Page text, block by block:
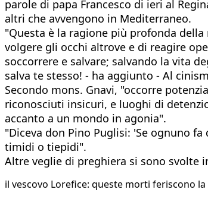
parole di papa Francesco di ieri al
altri che avvengono in Mediterraneo.
"Questa è la ragione più profonda
volgere gli occhi altrove e di reagire
soccorrere e salvare; salvando la vita
salva te stesso! - ha aggiunto - Al
Secondo mons. Gnavi, "occorre
riconosciuti insicuri, e luoghi di
accanto a un mondo in agonia".
"Diceva don Pino Puglisi: 'Se ognuno
timidi o tiepidi".
Altre veglie di preghiera si sono svolte
il vescovo Lorefice: queste morti feriscono